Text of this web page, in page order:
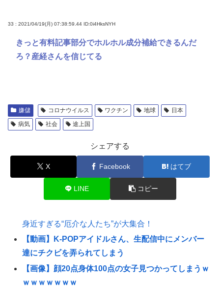
33 : 2021/04/19(月) 07:38:59.44 ID:0i4HksNYH
きっと有料記事部分でホルホル成分補給できるんだ
ろ？産経さんを信じてる
嫌儲 コロナウイルス ワクチン 地球
日本
病気
社会 途上国
シェアする
X Facebook はてブ
LINE コピー
身近すぎる“厄介な人たち”が大集合！
【動画】K-POPアイドルさん、生配信中にメンバー
達にチクビを弄られてしまう
【画像】顔20点身体100点の女子見つかってしまうｗ
ｗｗｗｗｗｗｗ